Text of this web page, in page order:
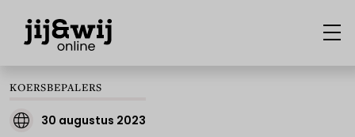
KOERSBEPALERS
30 augustus 2023